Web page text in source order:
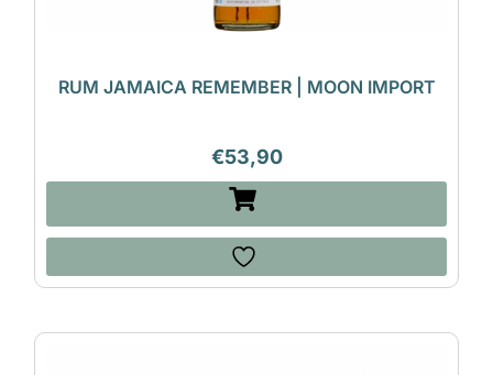
RUM JAMAICA REMEMBER | MOON IMPORT
€53,90